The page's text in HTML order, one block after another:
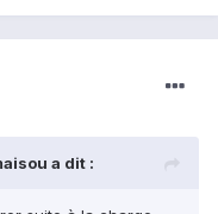
a dit :